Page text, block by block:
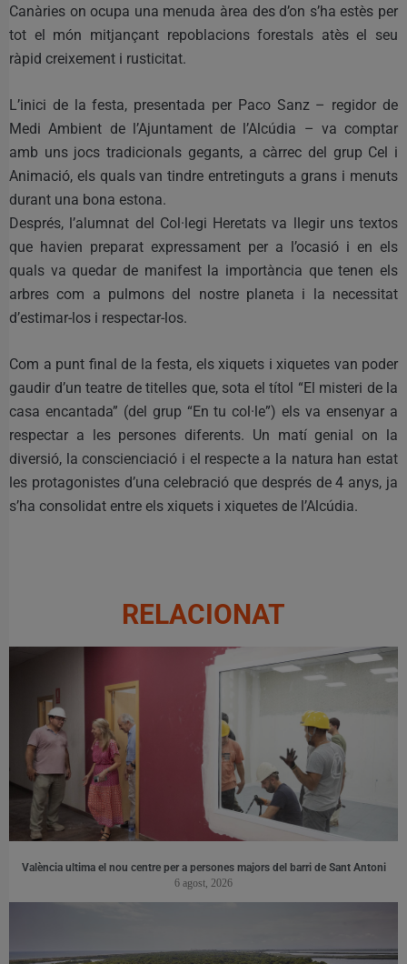
Canàries on ocupa una menuda àrea des d’on s’ha estès per
tot el món mitjançant repoblacions forestals atès el seu
ràpid creixement i rusticitat.
L’inici de la festa, presentada per Paco Sanz – regidor de
Medi Ambient de l’Ajuntament de l’Alcúdia – va comptar
amb uns jocs tradicionals gegants, a càrrec del grup Cel i
Animació, els quals van tindre entretinguts a grans i menuts
durant una bona estona.
Després, l’alumnat del Col·legi Heretats va llegir uns textos
que havien preparat expressament per a l’ocasió i en els
quals va quedar de manifest la importància que tenen els
arbres com a pulmons del nostre planeta i la necessitat
d’estimar-los i respectar-los.
Com a punt final de la festa, els xiquets i xiquetes van poder
gaudir d’un teatre de titelles que, sota el títol “El misteri de la
casa encantada” (del grup “En tu col·le”) els va ensenyar a
respectar a les persones diferents. Un matí genial on la
diversió, la conscienciació i el respecte a la natura han estat
les protagonistes d’una celebració que després de 4 anys, ja
s’ha consolidat entre els xiquets i xiquetes de l’Alcúdia.
RELACIONAT
València ultima el nou centre per a persones majors del barri de Sant Antoni
6 agost, 2026